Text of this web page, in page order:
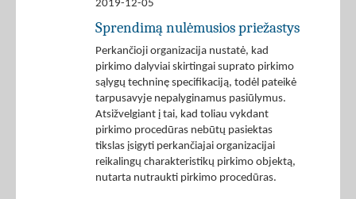
2019-12-05
Sprendimą nulėmusios priežastys
Perkančioji organizacija nustatė, kad
pirkimo dalyviai skirtingai suprato pirkimo
sąlygų techninę specifikaciją, todėl pateikė
tarpusavyje nepalyginamus pasiūlymus.
Atsižvelgiant į tai, kad toliau vykdant
pirkimo procedūras nebūtų pasiektas
tikslas įsigyti perkančiajai organizacijai
reikalingų charakteristikų pirkimo objektą,
nutarta nutraukti pirkimo procedūras.